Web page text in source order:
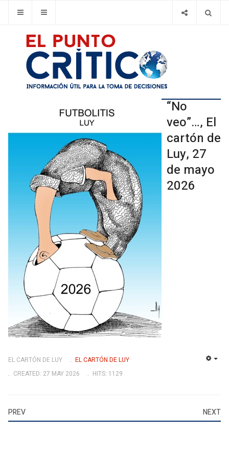
“No
veo”…, El
cartón de
Luy, 27
de mayo
2026
EL CARTÓN DE LUY
EL CARTÓN DE LUY
CREATED: 27 MAY 2026
HITS: 1129
PREV NEXT